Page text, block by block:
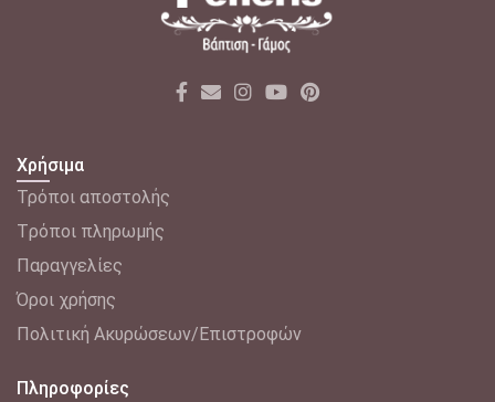
Χρήσιμα
Τρόποι αποστολής
Tρόποι πληρωμής
Παραγγελίες
Όροι χρήσης
Πολιτική Ακυρώσεων/Επιστροφών
Πληροφορίες